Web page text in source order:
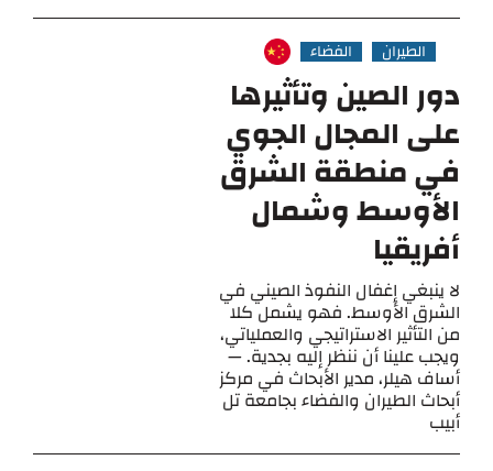
الطيران الفضاء
دور الصين وتأثيرها
على المجال الجوي
في منطقة الشرق
الأوسط وشمال
أفريقيا
لا ينبغي إغفال النفوذ الصيني في
الشرق الأوسط. فهو يشمل كلا
من التأثير الاستراتيجي والعملياتي،
ويجب علينا أن ننظر إليه بجدية. —
أساف هيلر، مدير الأبحاث في مركز
أبحاث الطيران والفضاء بجامعة تل
أبيب